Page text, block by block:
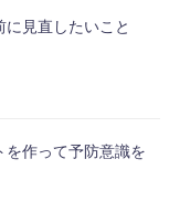
に見直したいこと
を作って予防意識を